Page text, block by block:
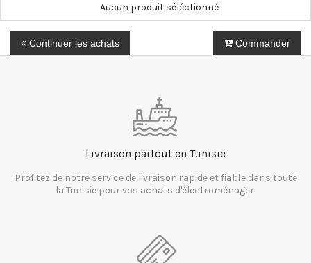
Aucun produit séléctionné
Continuer les achats Commander
Livraison partout en Tunisie
Profitez de notre service de livraison rapide et fiable dans toute
la Tunisie pour vos achats d'électroménager.